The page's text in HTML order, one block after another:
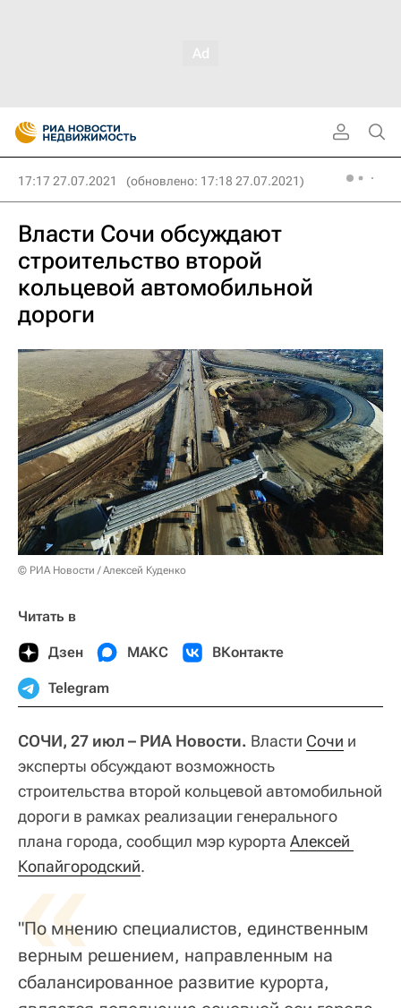
17:17 27.07.2021 (обновлено: 17:18 27.07.2021)
Власти Сочи обсуждают
строительство второй
кольцевой автомобильной
дороги
© РИА Новости / Алексей Куденко
Читать в
Дзен МАКС ВКонтакте
Telegram
СОЧИ, 27 июл – РИА Новости. Власти Сочи и
эксперты обсуждают возможность
строительства второй кольцевой автомобильной
дороги в рамках реализации генерального
плана города, сообщил мэр курорта Алексей
Копайгородский.
«
"По мнению специалистов, единственным
верным решением, направленным на
сбалансированное развитие курорта,